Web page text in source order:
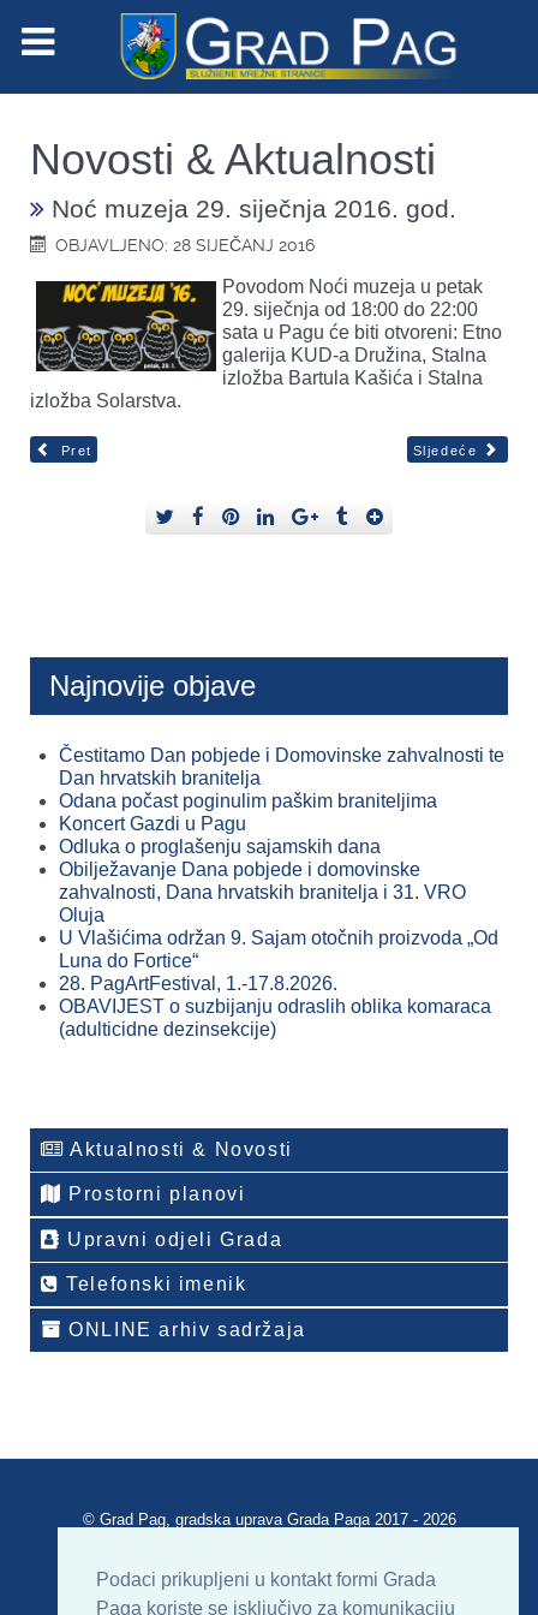
Podaci prikupljeni u kontakt formi Grada
Paga koriste se isključivo za komunikaciju
Novosti & Aktualnosti
Noć muzeja 29. siječnja 2016. god.
OBJAVLJENO: 28 SIJEČANJ 2016
Povodom Noći muzeja u petak
29. siječnja od 18:00 do 22:00
sata u Pagu će biti otvoreni: Etno
galerija KUD-a Družina, Stalna
izložba Bartula Kašića i Stalna
izložba Solarstva.
Pret Sljedeće
Najnovije objave
Čestitamo Dan pobjede i Domovinske zahvalnosti te
Dan hrvatskih branitelja
Odana počast poginulim paškim braniteljima
Koncert Gazdi u Pagu
Odluka o proglašenju sajamskih dana
Obilježavanje Dana pobjede i domovinske
zahvalnosti, Dana hrvatskih branitelja i 31. VRO
Oluja
U Vlašićima održan 9. Sajam otočnih proizvoda „Od
Luna do Fortice“
28. PagArtFestival, 1.-17.8.2026.
OBAVIJEST o suzbijanju odraslih oblika komaraca
(adulticidne dezinsekcije)
Aktualnosti & Novosti
Prostorni planovi
Upravni odjeli Grada
Telefonski imenik
ONLINE arhiv sadržaja
© Grad Pag, gradska uprava Grada Paga 2017 - 2026